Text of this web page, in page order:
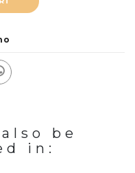
be
in: